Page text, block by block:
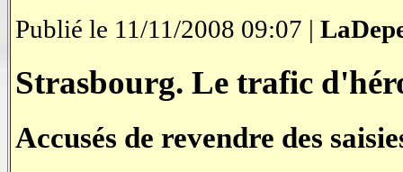
Publié le 11/11/2008 09:07 |
Strasbourg. Le trafic
Accusés de revendre des